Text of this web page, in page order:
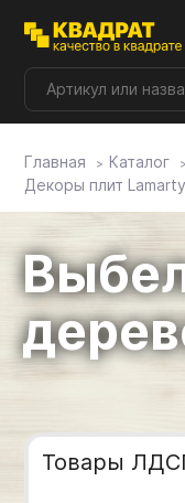
Плитные
Столешницы
Фасады
Главная Каталог
Декоры плит Lamarty
Товары